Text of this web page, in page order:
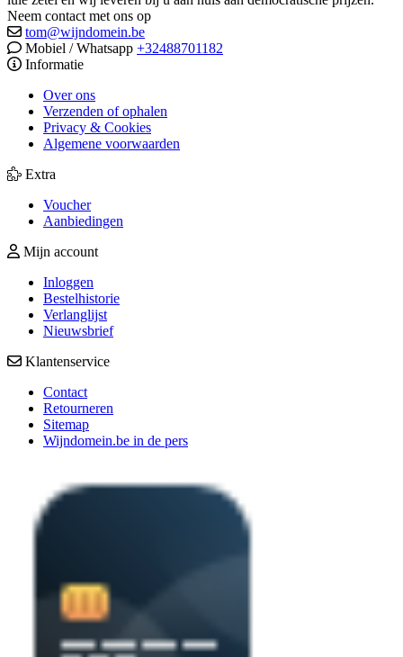
Neem contact met ons op
tom@wijndomein.be
Mobiel / Whatsapp +32488701182
Informatie
Over ons
Verzenden of ophalen
Privacy & Cookies
Algemene voorwaarden
Extra
Voucher
Aanbiedingen
Mijn account
Inloggen
Bestelhistorie
Verlanglijst
Nieuwsbrief
Klantenservice
Contact
Retourneren
Sitemap
Wijndomein.be in de pers